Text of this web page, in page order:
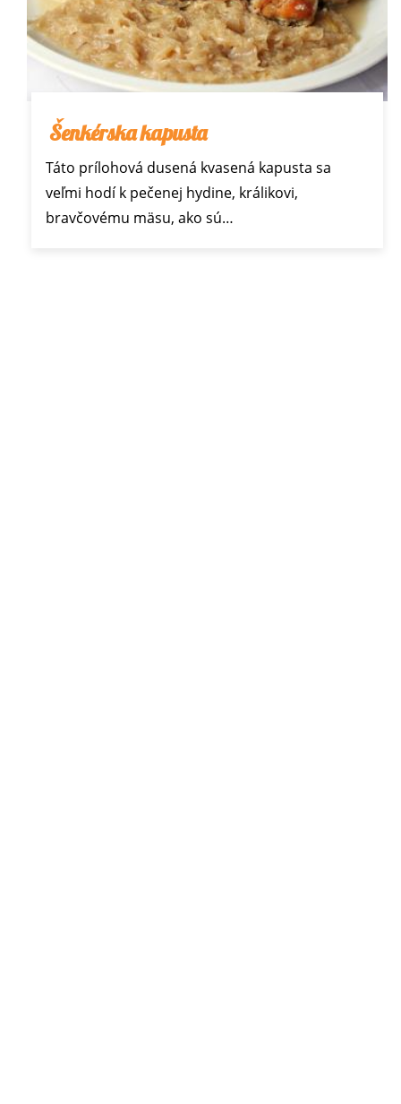
Šenkérska kapusta
Táto prílohová dusená kvasená kapusta sa
veľmi hodí k pečenej hydine, králikovi,
bravčovému mäsu, ako sú…